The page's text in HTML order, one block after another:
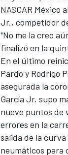
NASCAR México
Jr., competidor
"No me la creo
finalizó en la
En el último
Pardo y Rodrigo
asegurada la
García Jr. supo
nueve puntos de
errores en la
salida de la
neumáticos para